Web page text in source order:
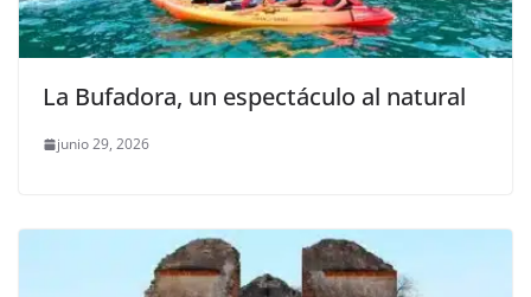
La Bufadora, un espectáculo al natural
junio 29, 2026